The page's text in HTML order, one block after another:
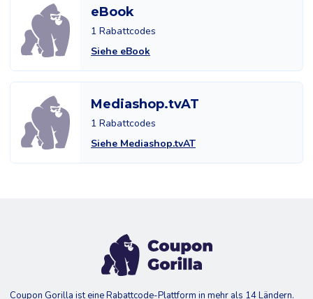
eBook
1 Rabattcodes
Siehe eBook
Mediashop.tvAT
1 Rabattcodes
Siehe Mediashop.tvAT
Coupon Gorilla ist eine Rabattcode-Plattform in mehr als 14 Ländern.